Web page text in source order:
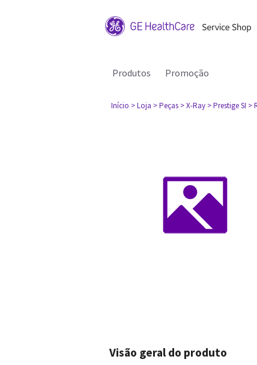
Produtos Promoção
Início > Loja > Peças > X-Ray > Prestige SI >
Visão geral do produto